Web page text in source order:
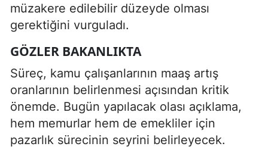
müzakere edilebilir düzeyde olması
gerektiğini vurguladı.
GÖZLER BAKANLIKTA
Süreç, kamu çalışanlarının maaş artış
oranlarının belirlenmesi açısından kritik
önemde. Bugün yapılacak olası açıklama,
hem memurlar hem de emekliler için
pazarlık sürecinin seyrini belirleyecek.